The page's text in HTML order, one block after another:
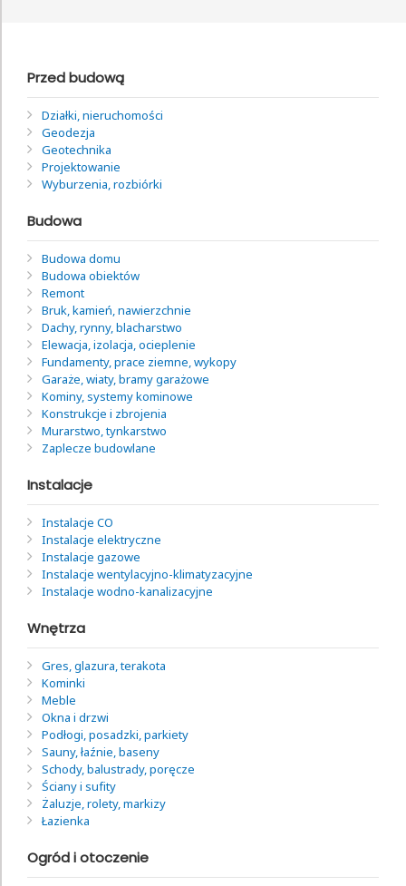
Przed budową
Działki, nieruchomości
Geodezja
Geotechnika
Projektowanie
Wyburzenia, rozbiórki
Budowa
Budowa domu
Budowa obiektów
Remont
Bruk, kamień, nawierzchnie
Dachy, rynny, blacharstwo
Elewacja, izolacja, ocieplenie
Fundamenty, prace ziemne, wykopy
Garaże, wiaty, bramy garażowe
Kominy, systemy kominowe
Konstrukcje i zbrojenia
Murarstwo, tynkarstwo
Zaplecze budowlane
Instalacje
Instalacje CO
Instalacje elektryczne
Instalacje gazowe
Instalacje wentylacyjno-klimatyzacyjne
Instalacje wodno-kanalizacyjne
Wnętrza
Gres, glazura, terakota
Kominki
Meble
Okna i drzwi
Podłogi, posadzki, parkiety
Sauny, łaźnie, baseny
Schody, balustrady, poręcze
Ściany i sufity
Żaluzje, rolety, markizy
Łazienka
Ogród i otoczenie